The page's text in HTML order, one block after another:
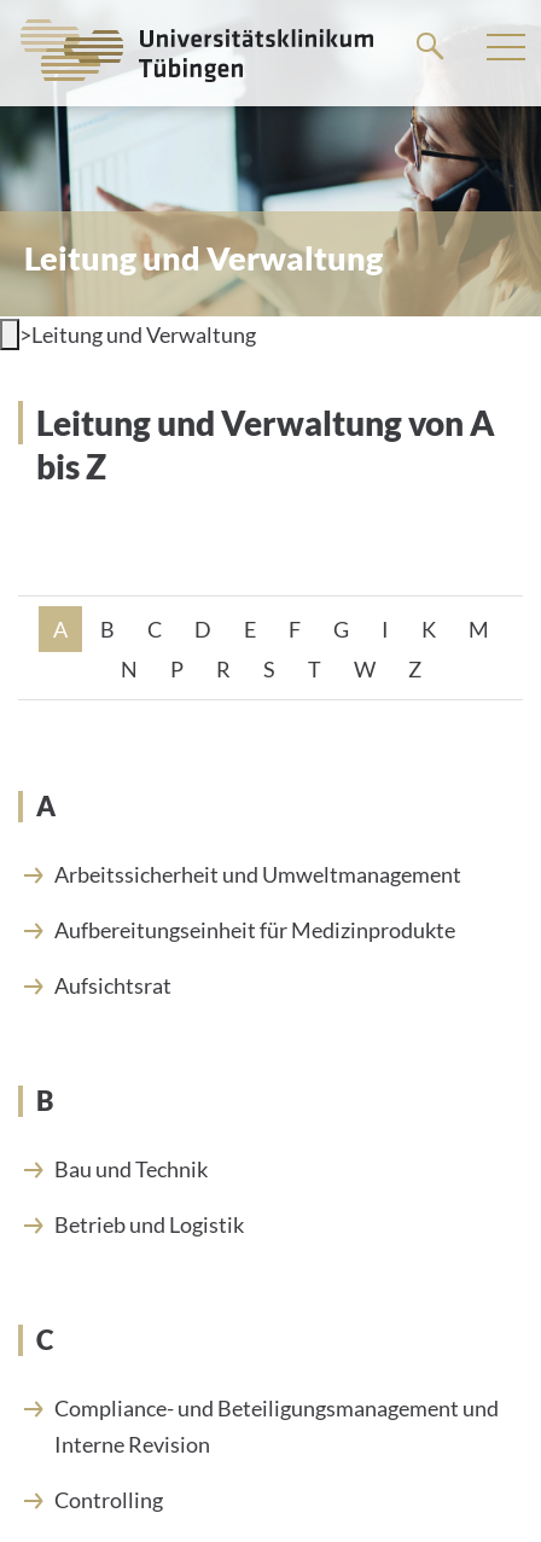
zum
Leitung und Verwaltung
>Leitung und Verwaltung
Leitung und Verwaltung von A
bis Z
A B C D E F G I K
M
N
P R S T W Z
A
Arbeitssicherheit und Umweltmanagement
Aufbereitungseinheit für Medizinprodukte
Aufsichtsrat
B
Bau und Technik
Betrieb und Logistik
C
Compliance- und Beteiligungsmanagement und
Interne Revision
Controlling